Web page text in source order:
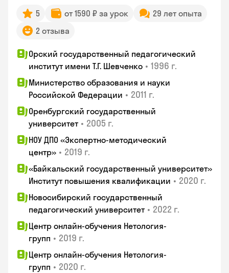
5 от 1590 ₽ за урок
29 лет опыта
2 отзыва
Орский государственный педагогический
институт имени Т.Г. Шевченко • 1996 г.
Министерство образования и науки
Российской Федерации • 2011 г.
Оренбургский государственный
университет • 2005 г.
НОУ ДПО «Экспертно-методический
центр» • 2019 г.
«Байкальский государственный университет»
Институт повышения квалификации • 2020 г.
Новосибирский государственный
педагогический университет • 2022 г.
Центр онлайн-обучения Нетология-
групп • 2019 г.
Центр онлайн-обучения Нетология-
групп • 2020 г.